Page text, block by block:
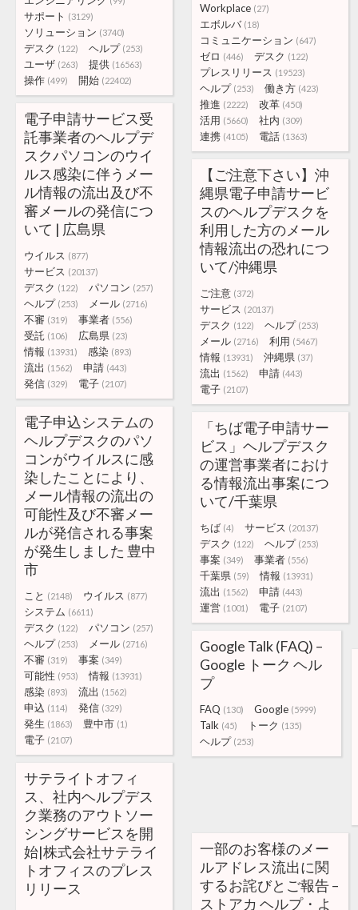
Workplace (27)
エボルバ (18)
コミュニケーション (647)
ゼロ (446) デスク (122)
プレスリリース (19523)
ヘルプ (253) 働き方 (423)
推進 (2222) 改革 (450)
活用 (5660) 社内 (309)
連携 (4105) 電話 (1363)
サポート (3129)
ソリューション (3740)
デスク (122) ヘルプ (253)
ユーザ (263) 提供 (16563)
操作 (499) 開始 (22402)
電子申請サービス受
託事業者のヘルプデ
スクパソコンのウイ
ルス感染に伴うメー
ル情報の流出及び不
審メールの発信につ
いて | 広島県
ウイルス (877)
サービス (20137)
デスク (122) パソコン (257)
ヘルプ (253) メール (2716)
不審 (319) 事業者 (556)
受託 (106) 広島県 (23)
情報 (13931) 感染 (893)
流出 (1562) 申請 (443)
発信 (329) 電子 (2107)
【ご注意下さい】沖
縄県電子申請サービ
スのヘルプデスクを
利用した方のメール
情報流出の恐れにつ
いて/沖縄県
ご注意 (372)
サービス (20137)
デスク (122) ヘルプ (253)
メール (2716) 利用 (5467)
情報 (13931) 沖縄県 (37)
流出 (1562) 申請 (443)
電子 (2107)
電子申込システムの
ヘルプデスクのパソ
コンがウイルスに感
染したことにより、
メール情報の流出の
可能性及び不審メー
ルが発信される事案
が発生しました 豊中
市
こと (2148) ウイルス (877)
システム (6611)
デスク (122) パソコン (257)
ヘルプ (253) メール (2716)
不審 (319) 事案 (349)
可能性 (953) 情報 (13931)
感染 (893) 流出 (1562)
申込 (114) 発信 (329)
発生 (1863) 豊中市 (1)
電子 (2107)
「ちば電子申請サー
ビス」ヘルプデスク
の運営事業者におけ
る情報流出事案につ
いて/千葉県
ちば (4) サービス (20137)
デスク (122) ヘルプ (253)
事案 (349) 事業者 (556)
千葉県 (59) 情報 (13931)
流出 (1562) 申請 (443)
運営 (1001) 電子 (2107)
Google Talk (FAQ) –
Google トーク ヘル
プ
FAQ (130) Google (5999)
Talk (45) トーク (135)
ヘルプ (253)
サテライトオフィ
ス、社内ヘルプデス
ク業務のアウトソー
シングサービスを開
始|株式会社サテライ
トオフィスのプレス
リリース
一部のお客様のメー
ルアドレス流出に関
するお詫びとご報告 –
ストアカ ヘルプ・よ